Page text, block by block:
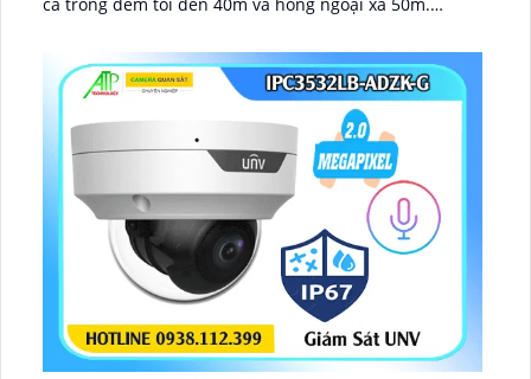
đến 512GB và khả năng phát hiện chính xác người và
phương tiện, nâng cao hiệu quả giám sát an ninh hỗ
trợ PoE và giá rẻ hiệu quả...